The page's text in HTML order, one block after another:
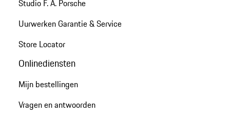
Studio F. A. Porsche
Uurwerken Garantie & Service
Store Locator
Onlinediensten
Mijn bestellingen
Vragen en antwoorden